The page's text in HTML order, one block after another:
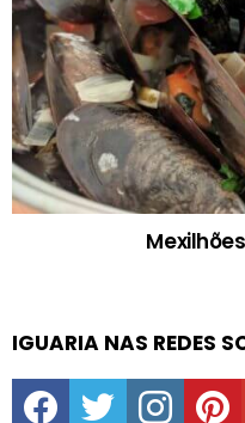
IGUARIA NAS REDES
facebooktwitter instagram